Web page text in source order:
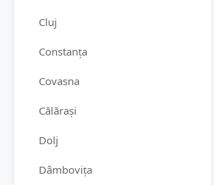
Cluj
Constanța
Covasna
Călărași
Dolj
Dâmbovița